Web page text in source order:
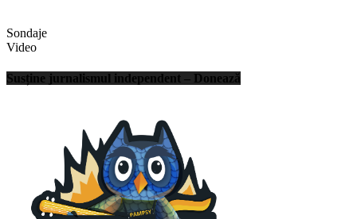
Sondaje
Video
Susține jurnalismul independent – Donează